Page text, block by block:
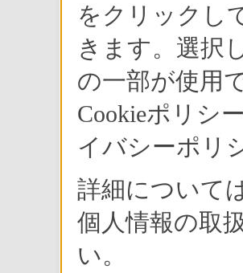
をクリックし
きます。選択
の一部が使用
Cookieポリシ
イバシーポリ
詳細について
個人情報の取
い。